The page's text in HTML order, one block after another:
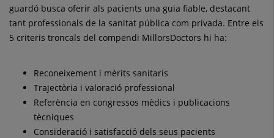
guardó busca oferir als pacients una guia fiable, destacant
tant professionals de la sanitat pública com privada. Entre els
5 criteris troncals del compendi MillorsDoctors hi ha:
Reconeixement i mèrits sanitaris
Trajectòria i valoració professional
Referència en congressos mèdics i publicacions
tècniques
Consideració i satisfacció dels seus pacients